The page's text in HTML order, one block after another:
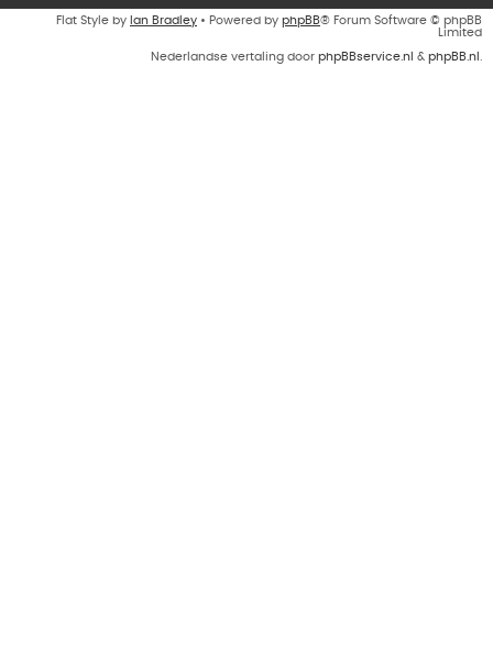
Flat Style by Ian Bradley • Powered by phpBB® Forum Software © phpBB
Limited
Nederlandse vertaling door phpBBservice.nl & phpBB.nl